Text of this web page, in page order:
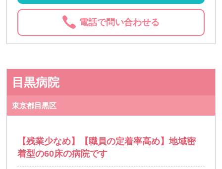
電話で問い合わせる
目黒病院
東京都目黒区
【残業少なめ】【職員の定着率高め】地域密
着型の60床の病院です